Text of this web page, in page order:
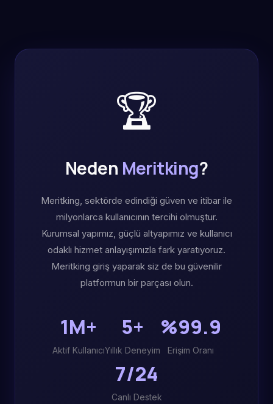
🏆
Neden Meritking?
Meritking, sektörde edindiği güven ve itibar ile
milyonlarca kullanıcının tercihi olmuştur.
Kurumsal yapımız, güçlü altyapımız ve kullanıcı
odaklı hizmet anlayışımızla fark yaratıyoruz.
Meritking giriş yaparak siz de bu güvenilir
platformun bir parçası olun.
1M+
Aktif Kullanıcı
5+
Yıllık Deneyim
%99.9
Erişim Oranı
7/24
Canlı Destek